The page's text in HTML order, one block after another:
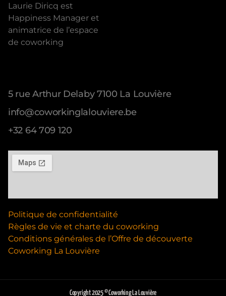
Laurie Diricq est
Happiness Manager et
animatrice de l’espace
de coworking
5 rue Arthur Delaby 7100 La Louvière
info@coworkinglalouviere.be
+32 64 709 120
Politique de confidentialité
Règles de vie et charte du coworking
Conditions générales de l’Offre de découverte
Coworking La Louvière
Copyright 2025 © Coworking La Louvière